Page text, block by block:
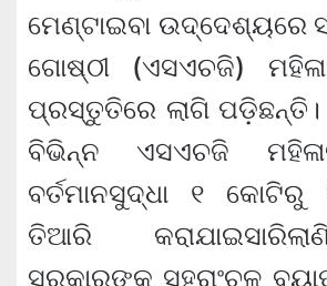
ମେଣ୍ଟାଇବା ଉଦ୍ଦେଶ୍ୟରେ
ଗୋଷ୍ଠୀ (ଏସଏଚଜି)
ପ୍ରସ୍ତୁତିରେ ଲାଗି ପଡ଼ିଛନ୍ତି।
ବିଭିନ୍ନ ଏସଏଚଜି
ବର୍ତମାନସୁଦ୍ଧା ୧
ତିଆରି
ସରକାରଙ୍କ ସହରାଂଚଳ